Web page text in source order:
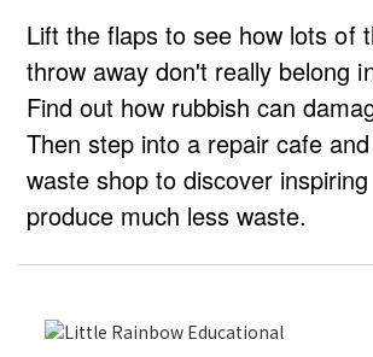
Lift the flaps to see how lots of
throw away don't really belong
Find out how rubbish can
Then step into a repair cafe
waste shop to discover
produce much less waste.